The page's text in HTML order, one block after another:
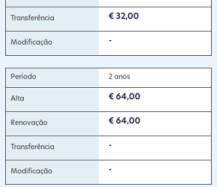
€ 32,00
-
2 anos
€ 64,00
€ 64,00
-
-